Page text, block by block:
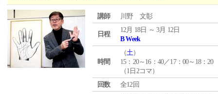
講師 川野 文彰
日程
12月 18日 ～ 3月 12日
B Week
時間
（土）
15：20～16：40／17：00～18：20
（1日2コマ）
回数
全12回